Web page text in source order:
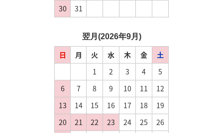
30
31
翌月(2026年9月)
日 月 火 水 木 金
土
1
2 3 4
5
6
7 8 9 10 11
12
13
14 15 16 17 18
19
20
21 22 23 24 25
26